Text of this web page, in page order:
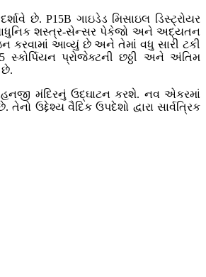
છે. P15B ગાઇડેડ મિસાઇલ ડિસ્ટ્રોયર
શસ્ત્ર-સેન્સર પેકેજો અને અદ્યતન
કરવામાં આવ્યું છે અને તેમાં વધુ સારી ટકી
પ્રોજેક્ટની છઠ્ઠી અને અંતિમ
છે.
મંદિરનું ઉદ્ઘાટન કરશે. નવ એકરમાં
ઉદ્દેશ્ય વૈદિક ઉપદેશો દ્વારા સાર્વત્રિક